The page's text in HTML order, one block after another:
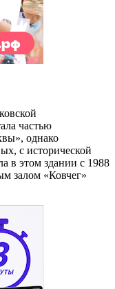
частью
однако
с исторической
в этом здании с 1988
залом «Ковчег»